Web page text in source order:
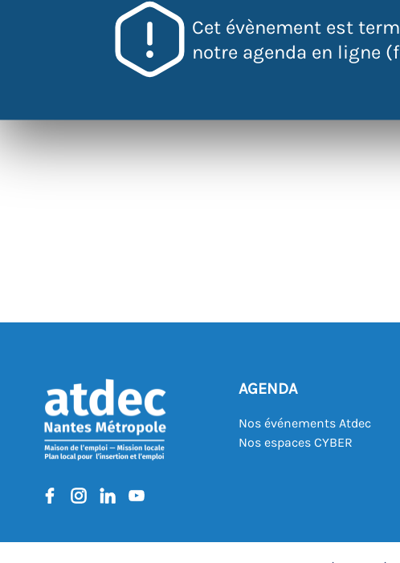
Cet évènement est
notre agenda en ligne
AGENDA
Nos événements Atdec
Nos espaces CYBER